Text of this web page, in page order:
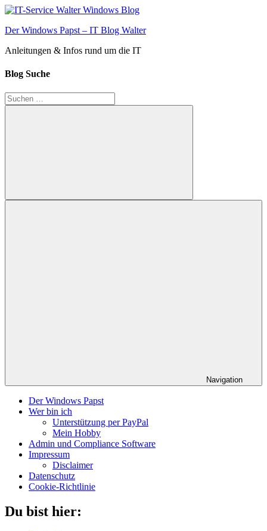
Zum
springen
Der Windows Papst – IT Blog Walter
Anleitungen & Infos rund um die IT
Blog Suche
Suchen
nach:
Suchen
Navigation
Der Windows Papst
Wer bin ich
Unterstützung per PayPal
Mein Hobby
Admin und Compliance Software
Impressum
Disclaimer
Datenschutz
Cookie-Richtlinie
Du bist hier: